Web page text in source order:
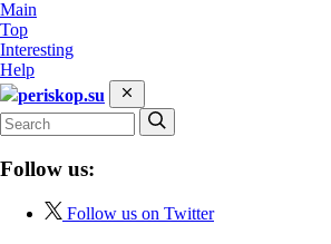
Main
Top
Interesting
Help
periskop.su
Follow us:
Follow us on Twitter